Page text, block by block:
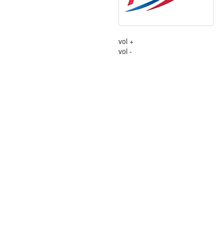
vol +
vol -